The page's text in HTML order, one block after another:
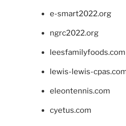
e-smart2022.org
ngrc2022.org
leesfamilyfoods.com
lewis-lewis-
eleontennis.com
cyetus.com